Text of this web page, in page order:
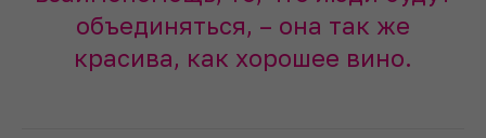
объединяться, – она так же
красива, как хорошее вино.